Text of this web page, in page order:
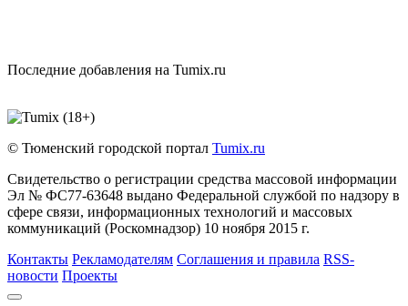
Последние добавления на Tumix.ru
© Тюменский городской портал Tumix.ru
Свидетельство о регистрации средства массовой информации
Эл № ФС77-63648 выдано Федеральной службой по надзору в
сфере связи, информационных технологий и массовых
коммуникаций (Роскомнадзор) 10 ноября 2015 г.
Контакты Рекламодателям Соглашения и правила RSS-
новости Проекты